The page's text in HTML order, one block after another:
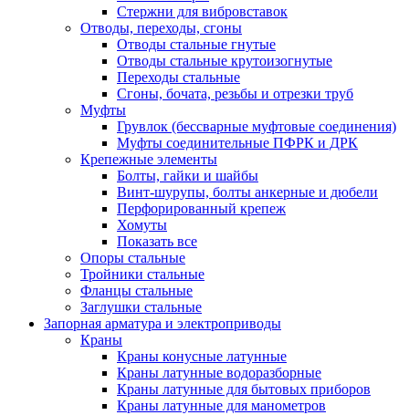
Стержни для вибровставок
Отводы, переходы, сгоны
Отводы стальные гнутые
Отводы стальные крутоизогнутые
Переходы стальные
Сгоны, бочата, резьбы и отрезки труб
Муфты
Грувлок (бессварные муфтовые соединения)
Муфты соединительные ПФРК и ДРК
Крепежные элементы
Болты, гайки и шайбы
Винт-шурупы, болты анкерные и дюбели
Перфорированный крепеж
Хомуты
Показать все
Опоры стальные
Тройники стальные
Фланцы стальные
Заглушки стальные
Запорная арматура и электроприводы
Краны
Краны конусные латунные
Краны латунные водоразборные
Краны латунные для бытовых приборов
Краны латунные для манометров